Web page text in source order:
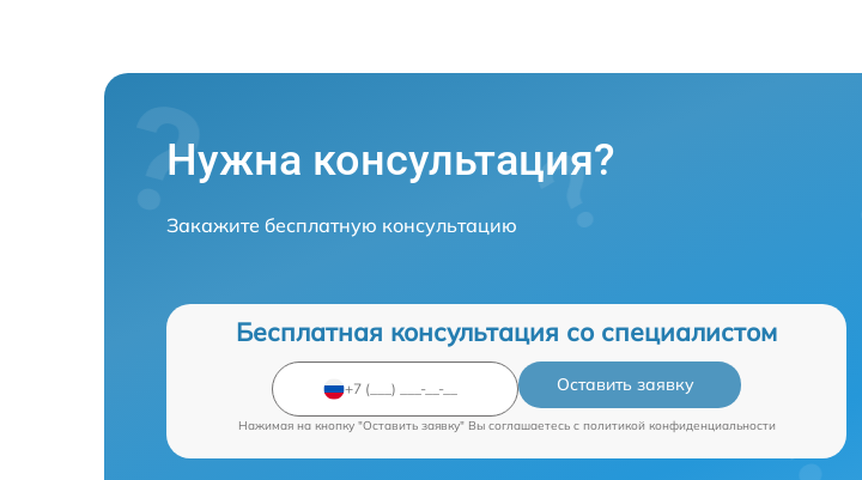
Нужна консультация?
Закажите бесплатную консультацию
Бесплатная консультация со специалистом
Оставить заявку
Нажимая на кнопку "Оставить заявку" Вы соглашаетесь c политикой конфиденциальности